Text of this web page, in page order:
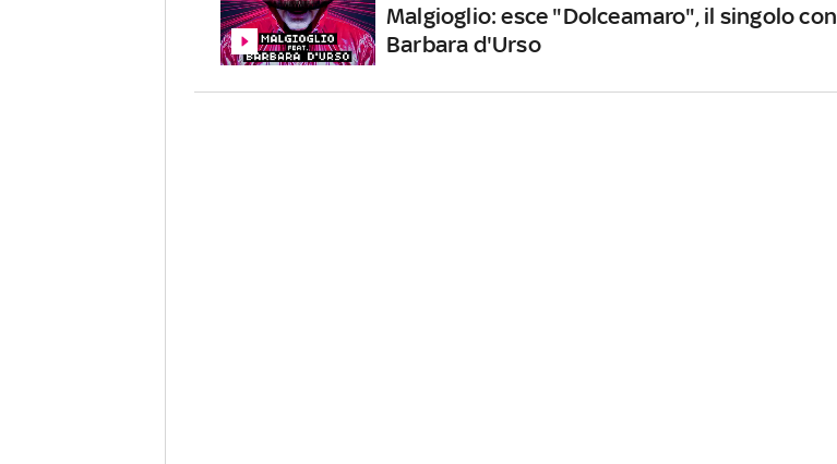
Malgioglio: esce "Dolceamaro", il singolo con
Barbara d'Urso